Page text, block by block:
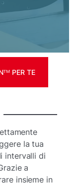
PER TE
la tua
intervalli di
a
insieme in